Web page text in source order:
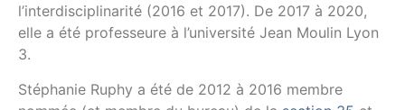
l’interdisciplinarité (2016 et 2017). De 2017 à 2020,
elle a été professeure à l’université Jean Moulin Lyon
3.
Stéphanie Ruphy a été de 2012 à 2016 membre